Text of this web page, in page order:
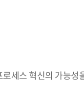
세스 혁신의 가능